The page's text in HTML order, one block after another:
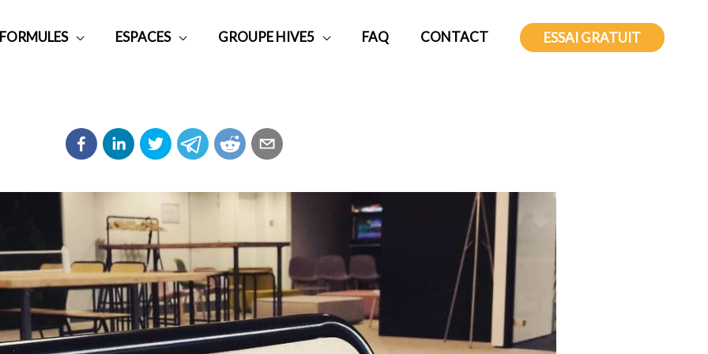
ESPACES GROUPE HIVE5 FAQ CONTACT ESSAI GRATUIT